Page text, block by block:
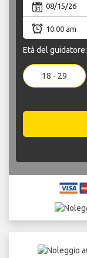
Età del guidatore:
18 - 29